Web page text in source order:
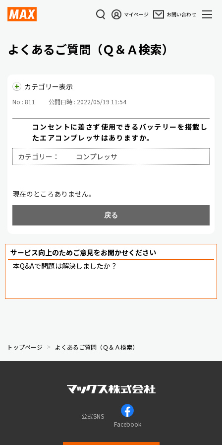
マイページ お問い合わせ
よくあるご質問（Ｑ＆Ａ検索）
カテゴリー表示
No : 811 公開日時 : 2022/05/19 11:54
コンセントに差さず使用できるバッテリーを搭載し
たエアコンプレッサはありますか。
カテゴリー：
コンプレッサ
現在のところありません。
戻る
サービス向上のためご意見をお聞かせください
本Q&Aで問題は解決しましたか？
トップページ よくあるご質問（Ｑ＆Ａ検索）
公式SNS
Facebook